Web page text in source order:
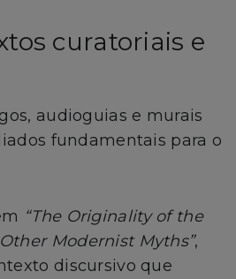
curatoriais e
audioguias e murais
fundamentais para o
“The Originality of the
Modernist Myths”,
discursivo que